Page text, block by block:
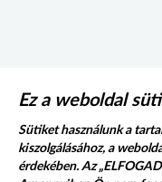
Ez a weboldal
Sütiket használunk a
kiszolgálásához, a
érdekében. Az